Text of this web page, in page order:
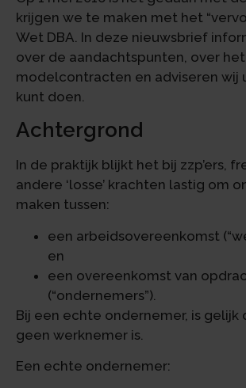
krijgen we te maken met het
Wet DBA. In deze nieuwsbrief
over de aandachtspunten, over
modelcontracten en adviseren wij
kunt doen.
Achtergrond
In de praktijk blijkt het bij zzp’ers,
andere ‘losse’ krachten lastig om
maken tussen:
een arbeidsovereenkomst
en
een overeenkomst van
(“ondernemers”).
Bij een echte ondernemer, is gelijk
geen werknemer is.
Een echte ondernemer: